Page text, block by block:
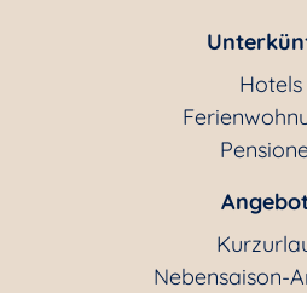
Hotels
Nebensaison-